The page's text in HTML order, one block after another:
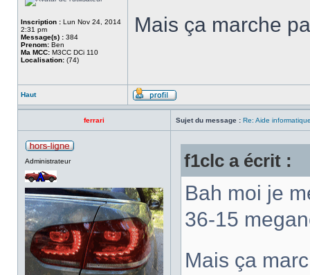
Inscription : Lun Nov 24, 2014
2:31 pm
Message(s) : 384
Prenom: Ben
Ma MCC: M3CC DCi 110
Localisation: (74)
Mais ça marche
Haut
ferrari Sujet du message : Re: Aide
Administrateur f1clc a écrit :
Bah moi je
36-15
Mais ça